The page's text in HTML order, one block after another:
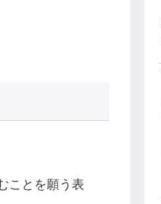
ことを願う表